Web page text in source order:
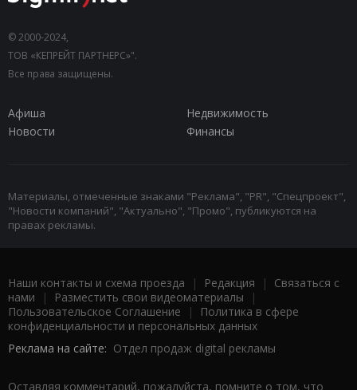
© 2000-2024,
ТОВ «КЕПРЕЙТ ПАРТНЕРС»".
Все права защищены.
Афиша
Недвижимость
Новости
Финансы
Материалы, отмеченные знаками "Реклама", "PR", "Спецпроект",
"Новости компаний", "Актуально", "Промо", публикуются на
правах рекламы.
Наши контакты и схема проезда | Редакция | Связаться с
нами | Разместить свои видеоматериалы |
Пользовательское Соглашение |
Политика в сфере
конфиденциальности и персональных данных
Реклама на сайте: Отдел продаж digital рекламы
Оставляя комментарий, пожалуйста, помните о том, что